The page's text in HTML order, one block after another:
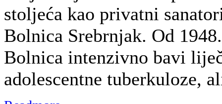
24
Ožu
Autor članka:Ministarstvo znanosti i
Ministar znanosti i
obrazovanja prof. dr. sc.
Pavo Barišić i ministar